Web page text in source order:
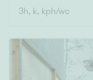
3h, k, kph/wc